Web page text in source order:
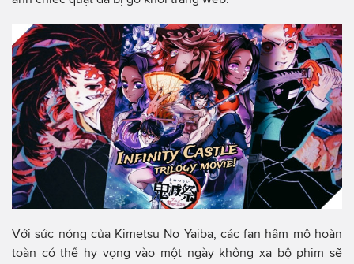
Với sức nóng của Kimetsu No Yaiba, các fan hâm mộ hoàn
toàn có thể hy vọng vào một ngày không xa bộ phim sẽ